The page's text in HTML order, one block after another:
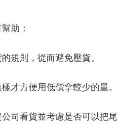
助：
規則，從而避免壓貨。
才方便用低價拿較少的量。
司看貨並考慮是否可以把尾